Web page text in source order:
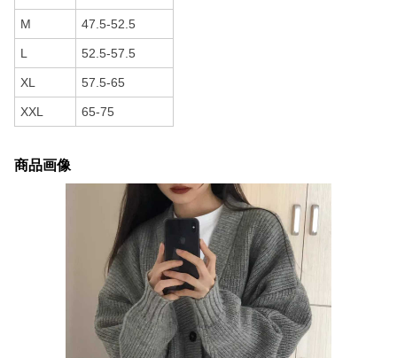
M 47.5-52.5
L 52.5-57.5
XL 57.5-65
XXL 65-75
商品画像